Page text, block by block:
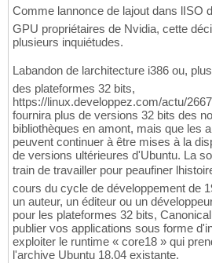
Comme lannonce de lajout dans lISO
GPU propriétaires de Nvidia, cette
plusieurs inquiétudes.
Labandon de larchitecture i386 ou,
des plateformes 32 bits,
https://linux.developpez.com/actu/
fournira plus de versions 32 bits des
bibliothèques en amont, mais que les
peuvent continuer à être mises à la
de versions ultérieures d'Ubuntu. La
train de travailler pour peaufiner
cours du cycle de développement de
un auteur, un éditeur ou un
pour les plateformes 32 bits,
publier vos applications sous forme
exploiter le runtime « core18 » qui
l'archive Ubuntu 18.04 existante.